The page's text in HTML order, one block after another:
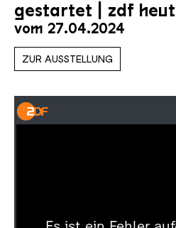
gestartet | zdf
vom 27.04.2024
ZUR AUSSTELLUNG